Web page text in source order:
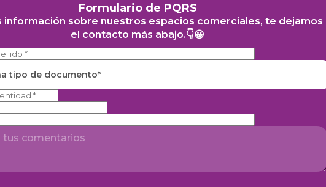
Formulario de PQRS
información sobre nuestros espacios comerciales, te dejamos
el contacto más abajo.👇😀
tipo de documento*